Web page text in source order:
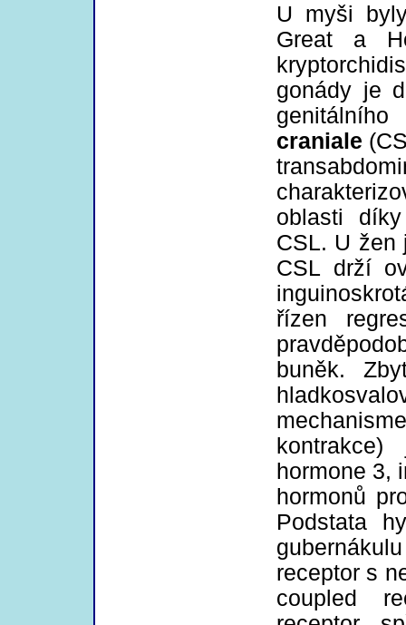
U myši
Great a
gonády je
craniale
oblasti
CSL. U žen
CSL drží
řízen
buněk.
hormone 3,
hormonů
Podstata
receptor s
coupled